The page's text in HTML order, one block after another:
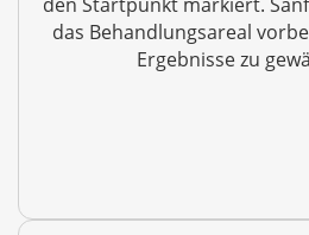
das Behandlungsareal
Ergebnisse zu